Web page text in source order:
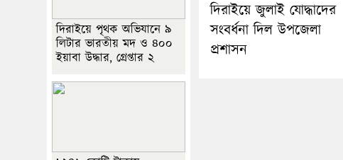
দিরাইয়ে জুলাই যোদ্ধাদের
সংবর্ধনা দিল উপজেলা
প্রশাসন
দিরাইয়ে পৃথক অভিযানে ৯
লিটার ভারতীয় মদ ও ৪০০
ইয়াবা উদ্ধার, গ্রেপ্তার ২